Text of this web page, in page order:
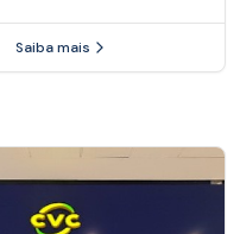
Saiba mais